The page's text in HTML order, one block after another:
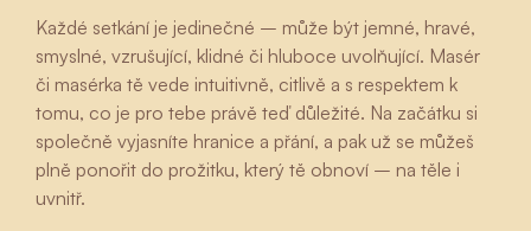
Každé setkání je jedinečné – může být jemné, hravé,
smyslné, vzrušující, klidné či hluboce uvolňující. Masér
či masérka tě vede intuitivně, citlivě a s respektem k
tomu, co je pro tebe právě teď důležité. Na začátku si
společně vyjasníte hranice a přání, a pak už se můžeš
plně ponořit do prožitku, který tě obnoví – na těle i
uvnitř.